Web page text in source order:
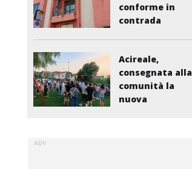
conforme in
contrada
Acireale,
consegnata alla
comunità la
nuova